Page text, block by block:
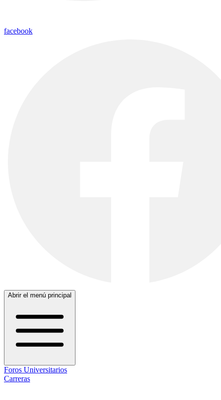
facebook
Abrir el menú principal
Foros Universitarios
Carreras